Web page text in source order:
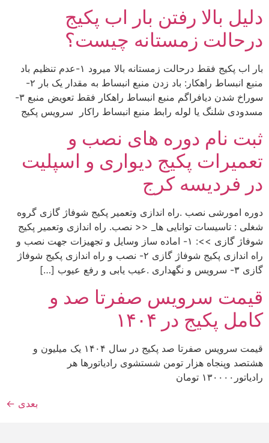
دلیل بالا رفتن بار اب پکیج
درحالت زمستانه چیست؟
بار اب پکیج فقط درحالت زمستانه بالا میرود ۱-عدم تنظیم باد
منبع انبساط راهکار: باد زدن منبع انبساط به مقدار یک بار ۲-
سوراخ شدن دیافراگم منبع انبساط راهکار فقط تعویض منبع ۳-
مسدودی شلنگ یا لوله رابط منبع انبساط راکار سرویس پکیج
ثبت نام دوره های نصب و
تعمیرات پکیج دیواری و اسپلیت
در فردیسه کرج
دوره امورشی نصب .راه اندازی وتعمیر پکیج شوفاژ گازی گروه
شغلی : تاسیسات توانایی ها_ << نصب. راه اندازی وتعمیر پکیج
شوفاژ گازی >>: ۱- اماده ساز وسایل و تجهیزات جهت نصب و
راه اندازی پکیج شوفاژ گازی ۲- نصب و راه اندازی پکیج شوفاژ
گازی ۳- سرویس و نگهداری .عیب یابی و رفع عیوب […]
قیمت سرویس صفرتا صد و
کامل پکیج در ۱۴۰۴
قیمت سرویس صفرتا صد پکیج در سال ۱۴۰۴ یک میلیون و
هشتصد وپنجاه هزار تومن شستشوی رادیاتورها هر
رادیاتور۱۳۰۰۰۰ تومان
بعدی ←